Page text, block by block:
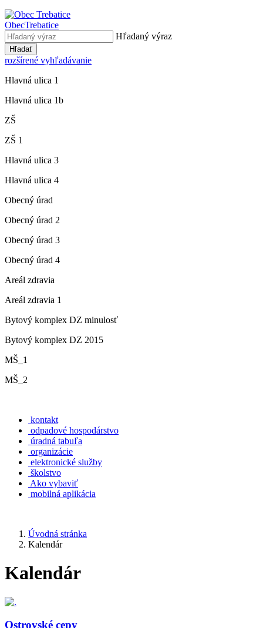
ObecTrebatice
Hľadaný výraz
Hľadať
rozšírené vyhľadávanie
Hlavná ulica 1
Hlavná ulica 1b
ZŠ
ZŠ 1
Hlavná ulica 3
Hlavná ulica 4
Obecný úrad
Obecný úrad 2
Obecný úrad 3
Obecný úrad 4
Areál zdravia
Areál zdravia 1
Bytový komplex DZ minulosť
Bytový komplex DZ 2015
MŠ_1
MŠ_2
kontakt
odpadové hospodárstvo
úradná tabuľa
organizácie
elektronické služby
školstvo
Ako vybaviť
mobilná aplikácia
Úvodná stránka
Kalendár
Kalendár
Ostrovské cepy